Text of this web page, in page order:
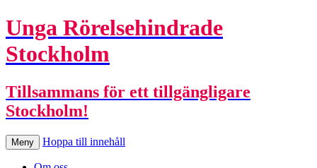
Unga Rörelsehindrade
Stockholm
Tillsammans för ett tillgängligare
Stockholm!
Meny Hoppa till innehåll